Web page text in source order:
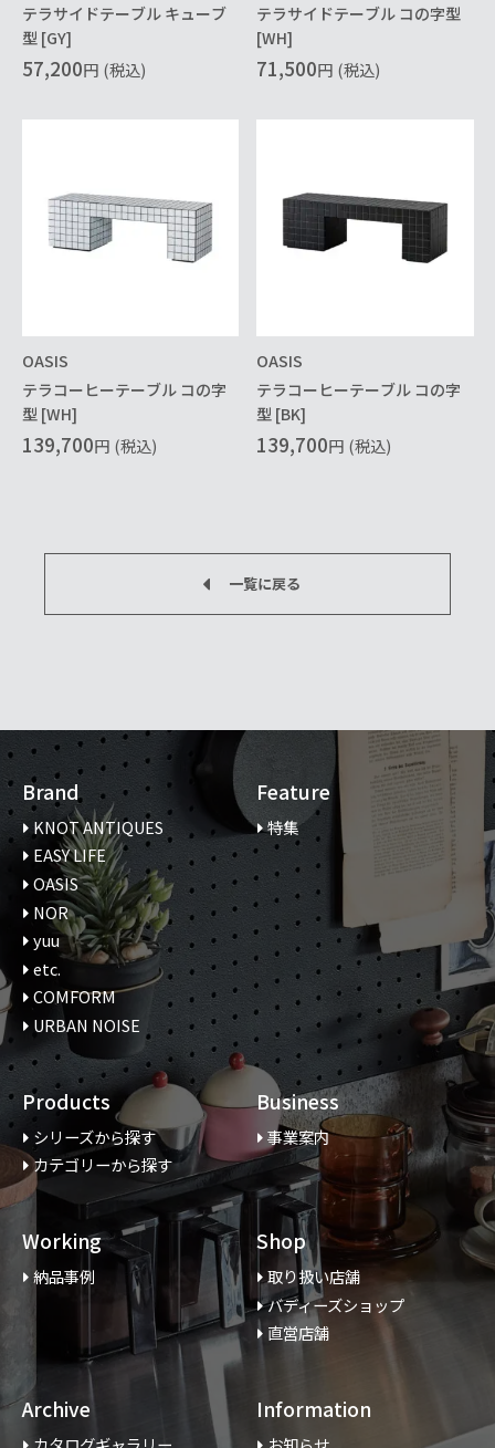
テラサイドテーブル キューブ
型 [GY]
57,200円 (税込)
テラサイドテーブル コの字型
[WH]
71,500円 (税込)
OASIS
テラコーヒーテーブル コの字
型 [WH]
139,700円 (税込)
OASIS
テラコーヒーテーブル コの字
型 [BK]
139,700円 (税込)
一覧に戻る
Brand
KNOT ANTIQUES
EASY LIFE
OASIS
NOR
yuu
etc.
COMFORM
URBAN NOISE
Feature
特集
Products
シリーズから探す
カテゴリーから探す
Business
事業案内
Working
納品事例
Shop
取り扱い店舗
バディーズショップ
直営店舗
Archive Information